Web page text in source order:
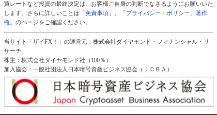
買レートなど投資の最終決定は、お客様ご自身の判断でなさるようにお願いいた
します。さらに詳しいことは 「免責事項」 、
「プライバシー・ポリシー、著作
権」 のページをご確認ください。
当サイト「ザイFX！」の運営元：株式会社ダイヤモンド・フィナンシャル・リ
サーチ
株主：株式会社ダイヤモンド社（100％）
加入協会：一般社団法人日本暗号資産ビジネス協会（ＪＣＢＡ）